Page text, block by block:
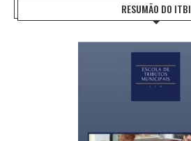
RESUMÃO DO ITBI